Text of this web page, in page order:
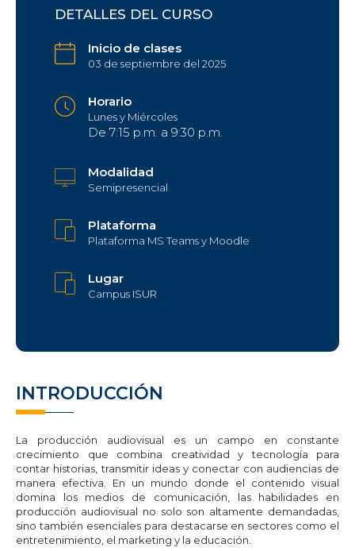
INTRODUCCIÓN
La producción audiovisual es un campo en constante
crecimiento que combina creatividad y tecnología para
contar historias, transmitir ideas y conectar con audiencias de
manera efectiva. En un mundo donde el contenido visual
domina los medios de comunicación, las habilidades en
producción audiovisual no solo son altamente demandadas,
sino también esenciales para destacarse en sectores como el
entretenimiento, el marketing y la educación.
DETALLES DEL CURSO
Inicio de clases
03 de septiembre del 2025
Horario
Lunes y Miércoles
De 7:15 p.m. a 9:30 p.m.
Modalidad
Semipresencial
Plataforma
Plataforma MS Teams y Moodle
Lugar
Campus ISUR